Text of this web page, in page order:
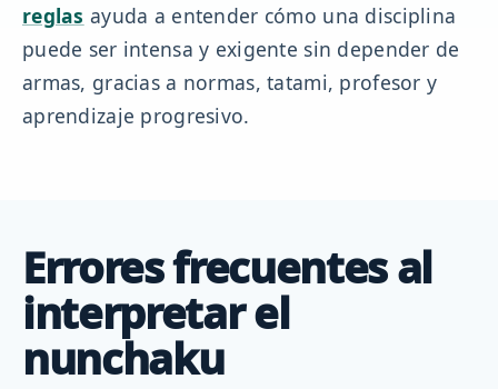
reglas ayuda a entender cómo una disciplina
puede ser intensa y exigente sin depender de
armas, gracias a normas, tatami, profesor y
aprendizaje progresivo.
Errores frecuentes al
interpretar el
nunchaku